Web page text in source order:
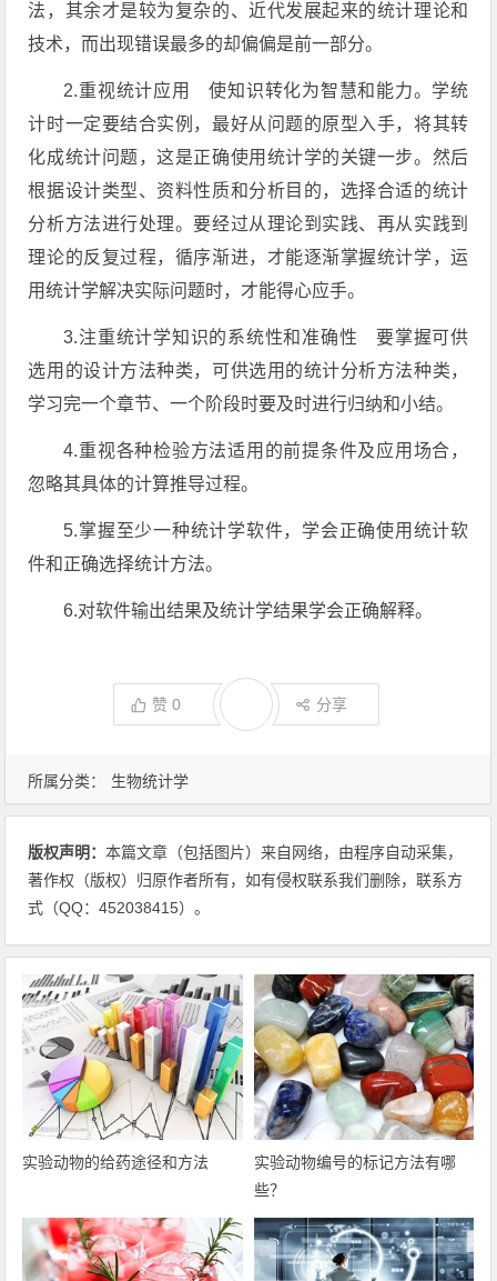
法，其余才是较为复杂的、近代发展起来的统计理论和
技术，而出现错误最多的却偏偏是前一部分。
2.重视统计应用 使知识转化为智慧和能力。学统
计时一定要结合实例，最好从问题的原型入手，将其转
化成统计问题，这是正确使用统计学的关键一步。然后
根据设计类型、资料性质和分析目的，选择合适的统计
分析方法进行处理。要经过从理论到实践、再从实践到
理论的反复过程，循序渐进，才能逐渐掌握统计学，运
用统计学解决实际问题时，才能得心应手。
3.注重统计学知识的系统性和准确性 要掌握可供
选用的设计方法种类，可供选用的统计分析方法种类，
学习完一个章节、一个阶段时要及时进行归纳和小结。
4.重视各种检验方法适用的前提条件及应用场合，
忽略其具体的计算推导过程。
5.掌握至少一种统计学软件，学会正确使用统计软
件和正确选择统计方法。
6.对软件输出结果及统计学结果学会正确解释。
赞0 分享
所属分类： 生物统计学
版权声明：本篇文章（包括图片）来自网络，由程序自动采集，
著作权（版权）归原作者所有，如有侵权联系我们删除，联系方
式（QQ：452038415）。
实验动物的给药途径和方法
实验动物编号的标记方法有哪
些？